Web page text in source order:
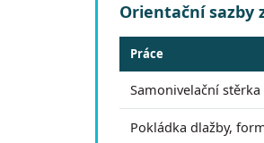
Orientační sazby
Práce
Samonivelační
Pokládka dlažby,